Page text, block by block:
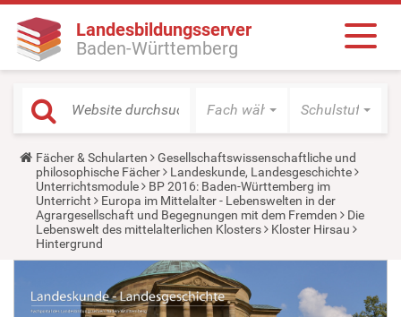
Landesbildungsserver
Baden-Württemberg
Fach wählen Schulstufe
Y
o
u
a
r
e
h
e
:
Fächer & Schularten
Gesellschaftswissenschaftliche und
philosophische Fächer
Landeskunde, Landesgeschichte
Unterrichtsmodule
BP 2016: Baden-Württemberg im
Unterricht
Europa im Mittelalter - Lebenswelten in der
Agrargesellschaft und Begegnungen mit dem Fremden
Die
Lebenswelt des mittelalterlichen Klosters
Kloster Hirsau
Hintergrund